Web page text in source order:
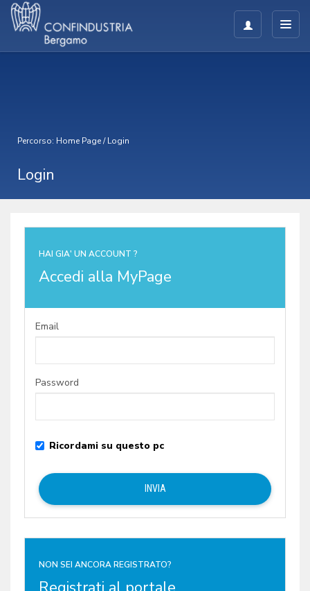
Percorso: Home Page/Login
Login
NON SEI ANCORA REGISTRATO?
HAI GIA' UN ACCOUNT ?
Accedi alla MyPage
Email
Password
Ricordami su questo pc